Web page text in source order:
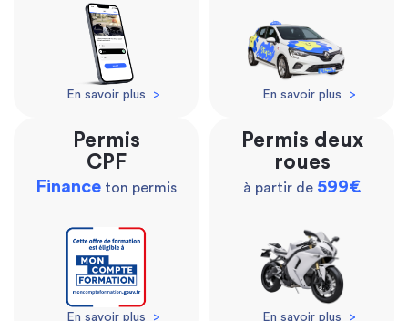
En savoir plus > En savoir plus >
Permis
CPF
Finance ton permis
En savoir plus >
Permis deux
roues
à partir de 599€
En savoir plus >